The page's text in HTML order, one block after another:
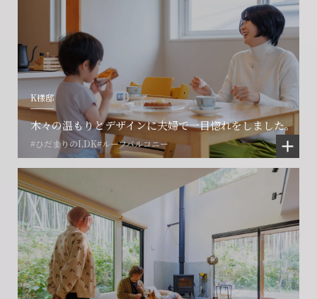
K様邸
木々の温もりとデザインに夫婦で一目惚れをしました。
#ひだまりのLDK#ルーフバルコニー